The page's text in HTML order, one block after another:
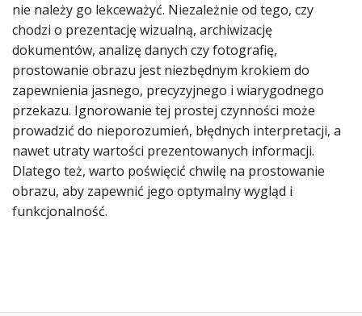
nie należy go lekceważyć. Niezależnie od tego, czy
chodzi o prezentację wizualną, archiwizację
dokumentów, analizę danych czy fotografię,
prostowanie obrazu jest niezbędnym krokiem do
zapewnienia jasnego, precyzyjnego i wiarygodnego
przekazu. Ignorowanie tej prostej czynności może
prowadzić do nieporozumień, błędnych interpretacji, a
nawet utraty wartości prezentowanych informacji.
Dlatego też, warto poświęcić chwilę na prostowanie
obrazu, aby zapewnić jego optymalny wygląd i
funkcjonalność.